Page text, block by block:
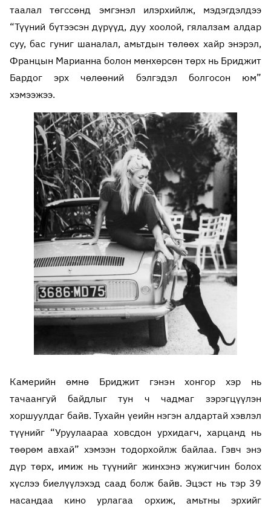
таалал төгссөнд эмгэнэл илэрхийлж, мэдэгдэлдээ
“Түүний бүтээсэн дүрүүд, дуу хоолой, гялалзам алдар
суу, бас гуниг шаналал, амьтдын төлөөх хайр энэрэл,
Францын Марианна болон мөнхөрсөн төрх нь Бриджит
Бардог эрх чөлөөний бэлгэдэл болгосон юм”
хэмээжээ.
Камерийн өмнө Бриджит гэнэн хонгор хэр нь
тачаангуй байдлыг тун ч чадмаг зэрэгцүүлэн
хоршуулдаг байв. Тухайн үеийн нэгэн алдартай хэвлэл
түүнийг “Уруулаараа ховсдон урхидагч, харцанд нь
төөрөм авхай” хэмээн тодорхойлж байлаа. Гэвч энэ
дүр төрх, имиж нь түүнийг жинхэнэ жүжигчин болох
хүслээ биелүүлэхэд саад болж байв. Эцэст нь тэр 39
насандаа кино урлагаа орхиж, амьтны эрхийг